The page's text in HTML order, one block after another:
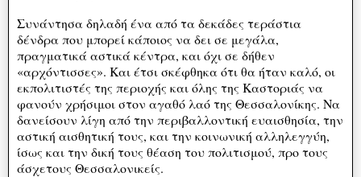
Συνάντησα δηλαδή ένα από τα δεκάδες τεράστια
δένδρα που μπορεί κάποιος να δει σε μεγάλα,
πραγματικά αστικά κέντρα, και όχι σε δήθεν
«αρχόντισσες». Και έτσι σκέφθηκα ότι θα ήταν καλό, οι
εκπολιτιστές της περιοχής και όλης της Καστοριάς να
φανούν χρήσιμοι στον αγαθό λαό της Θεσσαλονίκης. Να
δανείσουν λίγη από την περιβαλλοντική ευαισθησία, την
αστική αισθητική τους, και την κοινωνική αλληλεγγύη,
ίσως και την δική τους θέαση του πολιτισμού, προ τους
άσχετους Θεσσαλονικείς.